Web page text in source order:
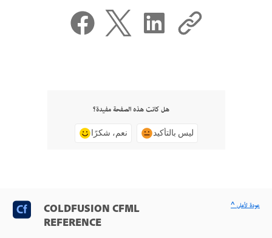
هل كانت هذه الصفحة مفيدة؟
نعم، شكرًا ليس بالتأكيد
COLDFUSION CFML
REFERENCE
^ عودة لأعلى